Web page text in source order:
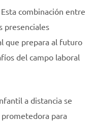
combinación entre
presenciales
que prepara al futuro
del campo laboral
a distancia se
para